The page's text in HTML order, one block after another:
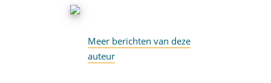
Meer berichten van deze
auteur